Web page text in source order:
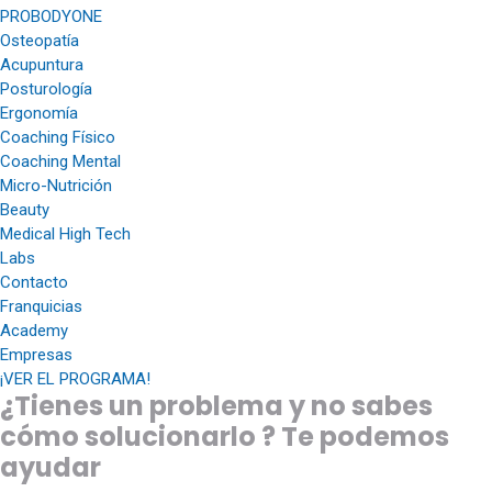
PROBODYONE
Osteopatía
Acupuntura
Posturología
Ergonomía
Coaching Físico
Coaching Mental
Micro-Nutrición
Beauty
Medical High Tech
Labs
Contacto
Franquicias
Academy
Empresas
¡VER EL PROGRAMA!
¿Tienes un problema y no sabes
cómo solucionarlo ? Te podemos
ayudar